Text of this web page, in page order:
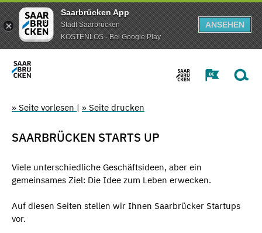
Saarbrücken App
Stadt Saarbrücken
KOSTENLOS - Bei Google Play
ANSEHEN
» Seite vorlesen | » Seite drucken
SAARBRÜCKEN STARTS UP
Viele unterschiedliche Geschäftsideen, aber ein
gemeinsames Ziel: Die Idee zum Leben erwecken.
Auf diesen Seiten stellen wir Ihnen Saarbrücker Startups
vor.